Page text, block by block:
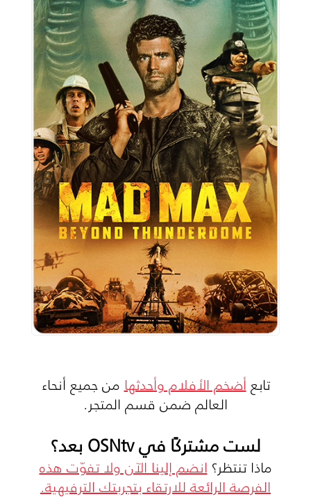
تابعأضخم الأفلام وأحدثهامن جميع أنحاء
العالم ضمن قسم المتجر.
لست مشتركًا في OSNtv بعد؟
ماذا تنتظر؟انضم إلينا الآن ولا تفوّت هذه
الفرصة الرائعة للارتقاء بتجربتك الترفيهية.